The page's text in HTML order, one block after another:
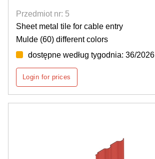
Przedmiot nr: 5
Sheet metal tile for cable entry
Mulde (60) different colors
dostępne według tygodnia: 36/2026
Login for prices